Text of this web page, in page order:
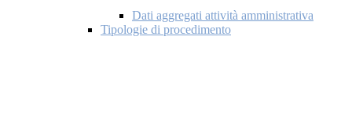
Dati aggregati attività amministrativa
Tipologie di procedimento